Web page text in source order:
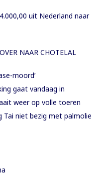
uit Nederland naar
NAAR CHOTELAL
moord’
gaat vandaag in
weer op volle toeren
Tai niet bezig met palmolie